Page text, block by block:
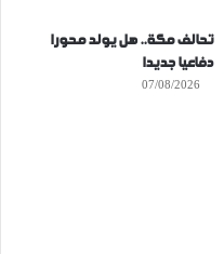
تحالف مكة.. هل يولد محورا
دفاعيا جديدا
07/08/2026